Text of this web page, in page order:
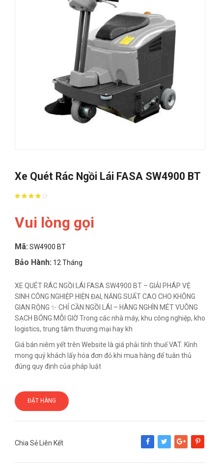
Xe Quét Rác Ngồi Lái FASA SW4900 BT
Vui lòng gọi
Mã: SW4900 BT
Bảo Hành: 12 Tháng
XE QUÉT RÁC NGỒI LÁI FASA SW4900 BT – GIẢI PHÁP VỆ
SINH CÔNG NGHIỆP HIỆN ĐẠI, NĂNG SUẤT CAO CHO KHÔNG
GIAN RỘNG ✨ CHỈ CẦN NGỒI LÁI – HÀNG NGHÌN MÉT VUÔNG
SẠCH BÓNG MỖI GIỜ Trong các nhà máy, khu công nghiệp, kho
logistics, trung tâm thương mại hay kh
Giá bán niêm yết trên Website là giá phải tính thuế VAT. Kính
mong quý khách lấy hóa đơn đỏ khi mua hàng để tuân thủ
đúng quy định của pháp luật
ĐẶT HÀNG
Chia Sẻ Liên Kết
Share Tweet Google+Pinterest